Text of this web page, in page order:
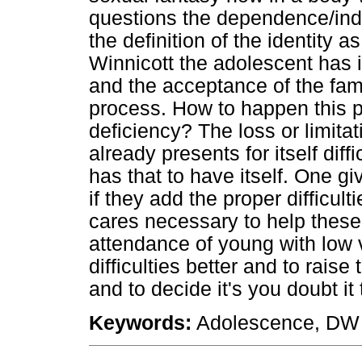
questions the dependence/
the definition of the identity
Winnicott the adolescent has
and the acceptance of the
process. How to happen this
deficiency? The loss or
already presents for itself
has that to have itself. One
if they add the proper
cares necessary to help
attendance of young with
difficulties better and to raise
and to decide it's you doubt
Keywords: Adolescence,